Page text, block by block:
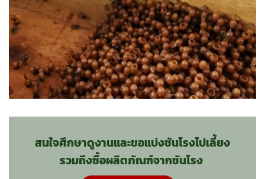
สนใจศึกษาดูงานและขอแบ่งชันโรงไปเลี้ยง
รวมถึงซื้อผลิตภัณฑ์จากชันโรง